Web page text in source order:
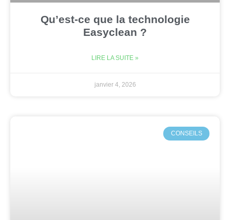
Qu’est-ce que la technologie
Easyclean ?
LIRE LA SUITE »
janvier 4, 2026
CONSEILS